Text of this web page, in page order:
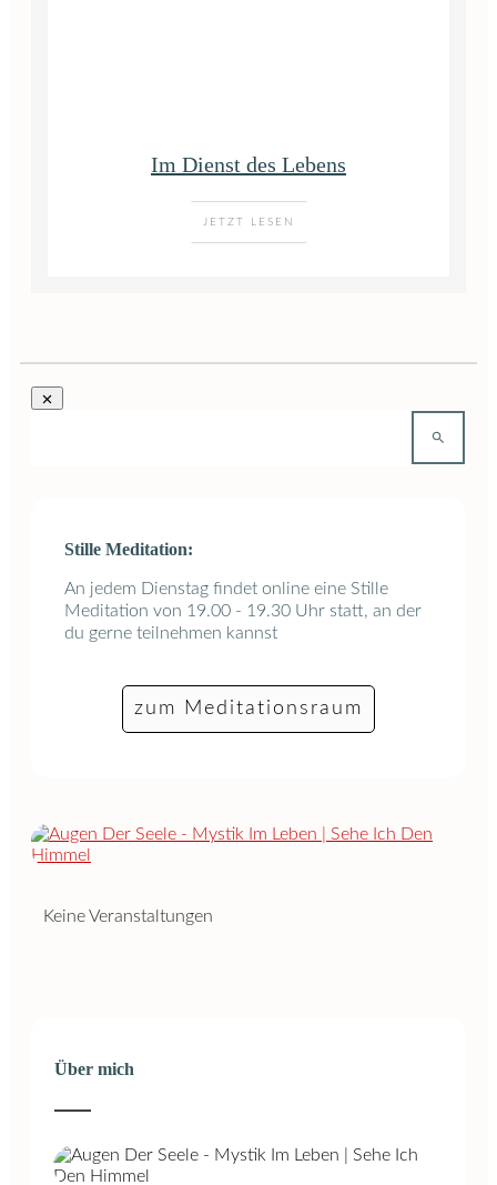
Im Dienst des Lebens
JETZT LESEN
Stille Meditation:
An jedem Dienstag findet online eine Stille
Meditation von 19.00 - 19.30 Uhr statt, an der
du gerne teilnehmen kannst
zum Meditationsraum
Keine Veranstaltungen
Über mich